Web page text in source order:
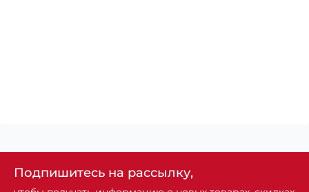
Подпишитесь на рассылку,